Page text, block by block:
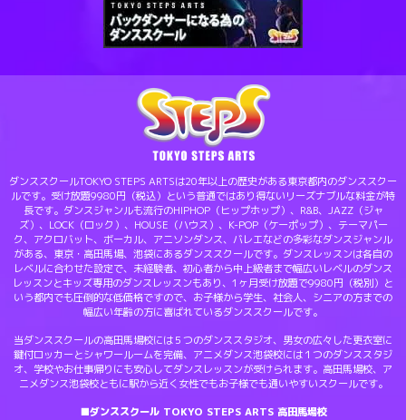
ダンススクールTOKYO STEPS ARTSは20年以上の歴史がある東京都内のダンススクー
ルです。受け放題9980円（税込）という普通ではあり得ないリーズナブルな料金が特
長です。ダンスジャンルも流行のHIPHOP（ヒップホップ）、R&B、JAZZ（ジャ
ズ）、LOCK（ロック）、HOUSE（ハウス）、K-POP（ケーポップ）、テーマパー
ク、アクロバット、ボーカル、アニソンダンス、バレエなどの多彩なダンスジャンル
がある、東京・高田馬場、池袋にあるダンススクールです。ダンスレッスンは各自の
レベルに合わせた設定で、未経験者、初心者から中上級者まで幅広いレベルのダンス
レッスンとキッズ専用のダンスレッスンもあり、1ヶ月受け放題で9980円（税別）と
いう都内でも圧倒的な低価格ですので、お子様から学生、社会人、シニアの方までの
幅広い年齢の方に喜ばれているダンススクールです。
当ダンススクールの高田馬場校には５つのダンススタジオ、男女の広々した更衣室に
鍵付ロッカーとシャワールームを完備、アニメダンス池袋校には１つのダンススタジ
オ、学校やお仕事帰りにも安心してダンスレッスンが受けられます。高田馬場校、ア
ニメダンス池袋校ともに駅から近く女性でもお子様でも通いやすいスクールです。
■ダンススクール TOKYO STEPS ARTS 高田馬場校